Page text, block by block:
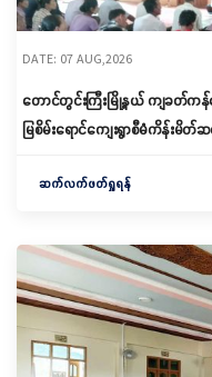
DATE: 07 AUG,2026
တောင်တွင်းကြီးမြို့နယ် ကျခတ်ကန်
မြစိမ်းရောင်ကျေးရွာစီမံကိန်းမိတ်
ဆက်လက်ဖတ်ရှုရန်